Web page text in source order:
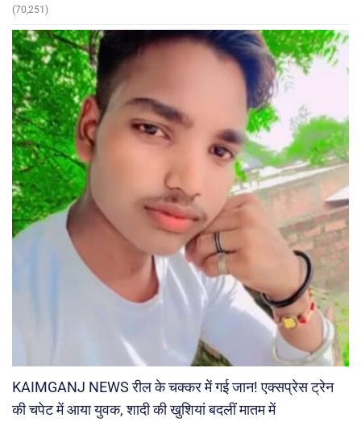
(70,251)
KAIMGANJ NEWS रील के चक्कर में गई जान! एक्सप्रेस ट्रेन
की चपेट में आया युवक, शादी की खुशियां बदलीं मातम में